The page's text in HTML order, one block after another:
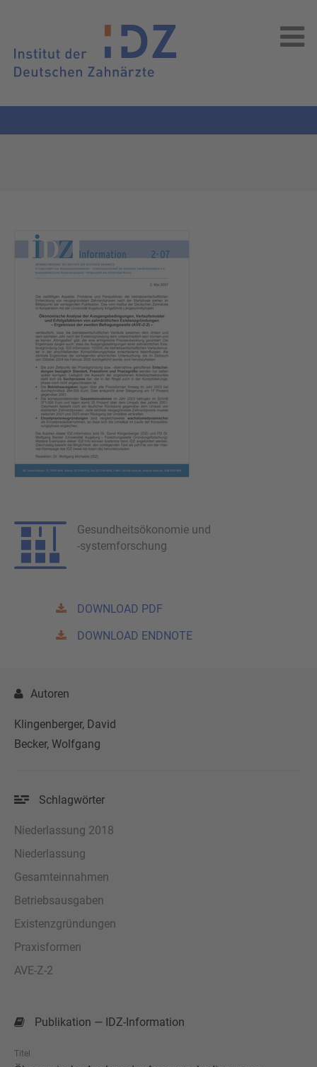
Gesundheitsökonomie und
-systemforschung
DOWNLOAD PDF
DOWNLOAD ENDNOTE
Autoren
Klingenberger, David
Becker, Wolfgang
Schlagwörter
Niederlassung 2018
Niederlassung
Gesamteinnahmen
Betriebsausgaben
Existenzgründungen
Praxisformen
AVE-Z-2
Publikation — IDZ-Information
Titel